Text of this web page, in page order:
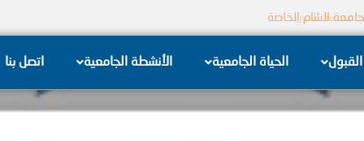
الكرامة الكهربائية
القبول الحياة الجامعية الأنشطة الجامعية اتصل بنا